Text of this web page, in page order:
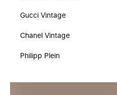
Gucci Vintage
Chanel Vintage
Philipp Plein